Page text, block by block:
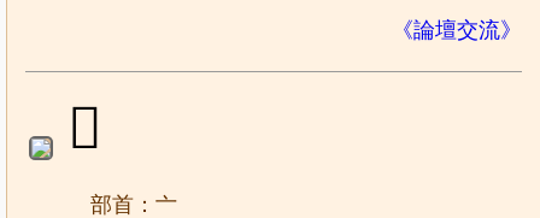
《論壇交流》
𠆌
部首：亠